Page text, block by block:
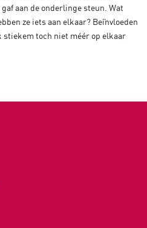
aan de onderlinge steun. Wat
ze iets aan elkaar? Beïnvloeden
toch niet méér op elkaar